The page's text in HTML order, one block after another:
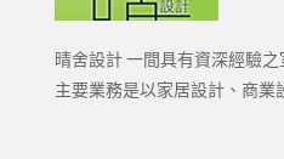
晴舍設計 一間具有資深經驗
主要業務是以家居設計、商業